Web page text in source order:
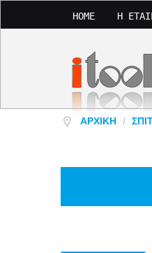
HOME Η
ΑΡΧΙΚΉ /